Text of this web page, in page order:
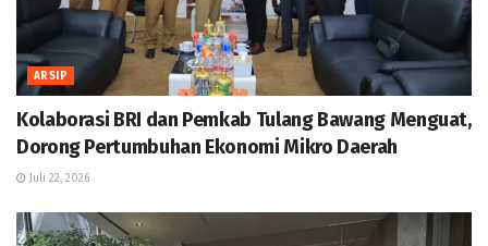
ARSIP
Kolaborasi BRI dan Pemkab Tulang Bawang Menguat,
Dorong Pertumbuhan Ekonomi Mikro Daerah
Juli 22, 2026